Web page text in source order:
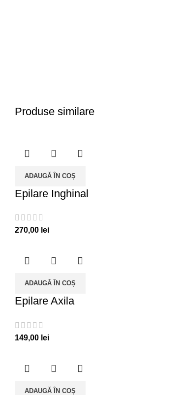
Produse similare
ADAUGĂ ÎN COȘ
Epilare Inghinal
270,00 lei
ADAUGĂ ÎN COȘ
Epilare Axila
149,00 lei
ADAUGĂ ÎN COȘ